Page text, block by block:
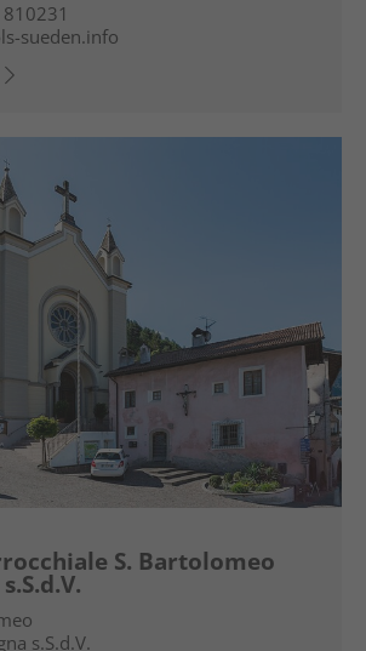
sueden.info
S. Bartolomeo
s.S.d.V.